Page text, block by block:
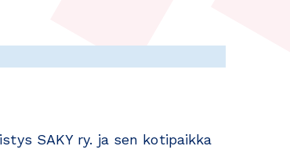
SAKY ry. ja sen kotipaikka